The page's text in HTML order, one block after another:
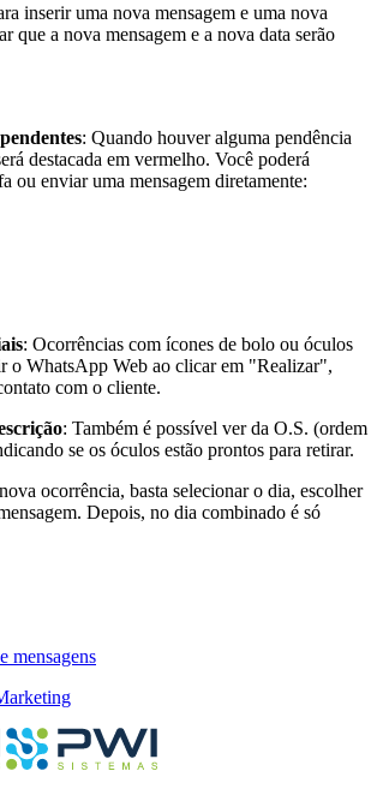
inserir uma nova mensagem e uma nova
que a nova mensagem e a nova data serão
: Quando houver alguma pendência
destacada em vermelho. Você poderá
ou enviar uma mensagem diretamente:
: Ocorrências com ícones de bolo ou óculos
o WhatsApp Web ao clicar em "Realizar",
com o cliente.
: Também é possível ver da O.S. (ordem
se os óculos estão prontos para retirar.
ocorrência, basta selecionar o dia, escolher
Depois, no dia combinado é só
mensagens